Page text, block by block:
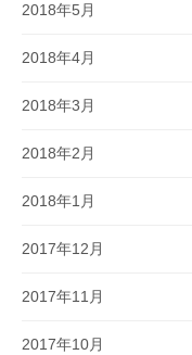
2018年5月
2018年4月
2018年3月
2018年2月
2018年1月
2017年12月
2017年11月
2017年10月